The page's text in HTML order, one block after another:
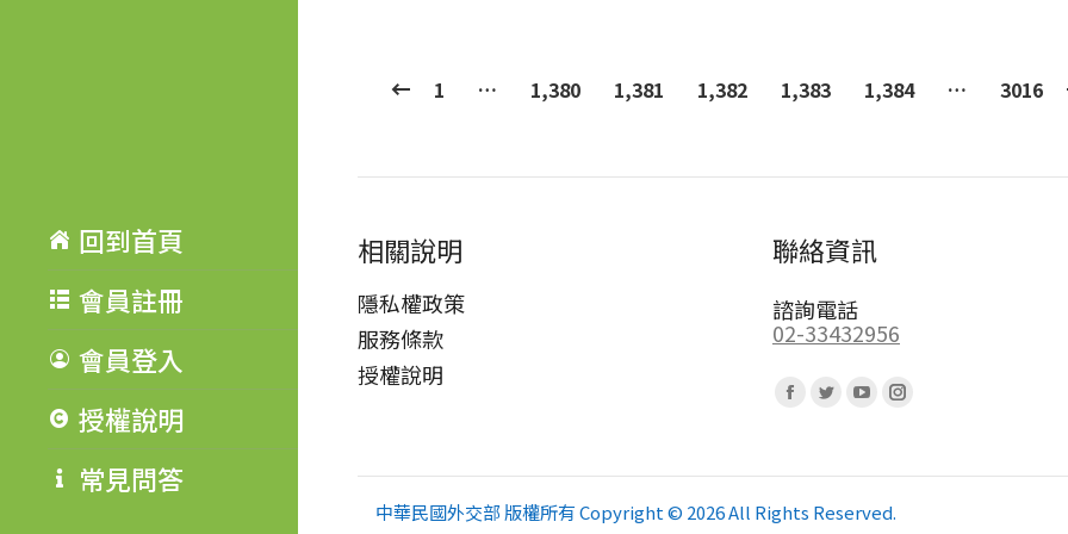
回到首頁
會員註冊
會員登入
授權說明
常見問答
1 … 1,380 1,381 1,382 1,383 1,384 … 3016
相關說明
隱私權政策
服務條款
授權說明
聯絡資訊
諮詢電話
02-33432956
Facebook
opens
Twitter
opens
YouTube
opens
Instagram
opens
中華民國外交部 版權所有 Copyright © 2026 All Rights Reserved.